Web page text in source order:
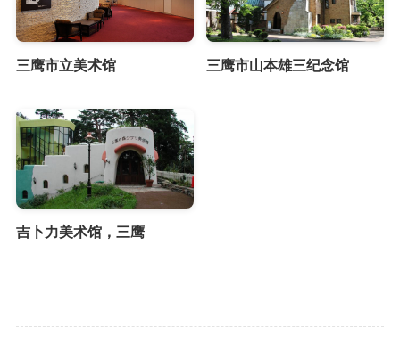
三鹰市立美术馆 三鹰市山本雄三纪念馆
吉卜力美术馆，三鹰